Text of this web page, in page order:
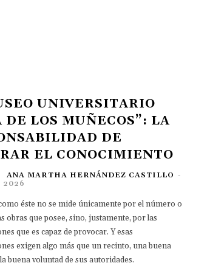
UNIVERSITARIO
DE LOS MUÑECOS”: LA
DE
EL CONOCIMIENTO
ANA MARTHA HERNÁNDEZ CASTILLO -
2026
éste no se mide únicamente por el número o
obras que posee, sino, justamente, por las
que es capaz de provocar. Y esas
exigen algo más que un recinto, una buena
buena voluntad de sus autoridades.